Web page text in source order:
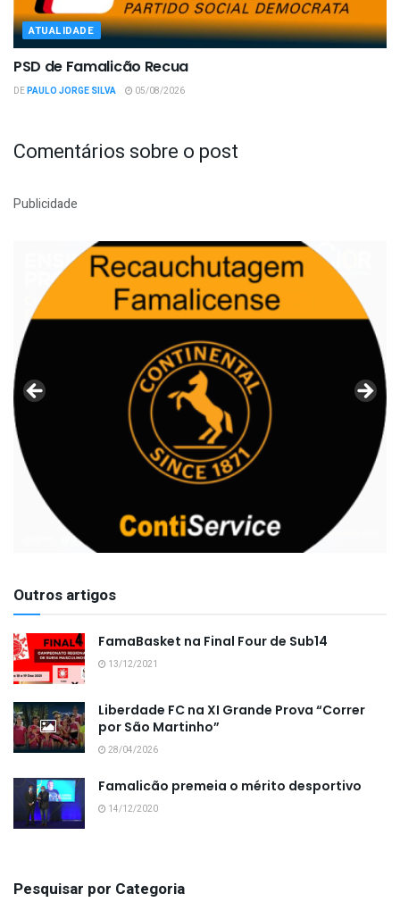
ATUALIDADE
PSD de Famalicão Recua
DEPAULO JORGE SILVA 05/08/2026
Comentários sobre o post
Publicidade
Outros artigos
FamaBasket na Final Four de Sub14
13/12/2021
Liberdade FC na XI Grande Prova “Correr
por São Martinho”
28/04/2026
Famalicão premeia o mérito desportivo
14/12/2020
Pesquisar por Categoria